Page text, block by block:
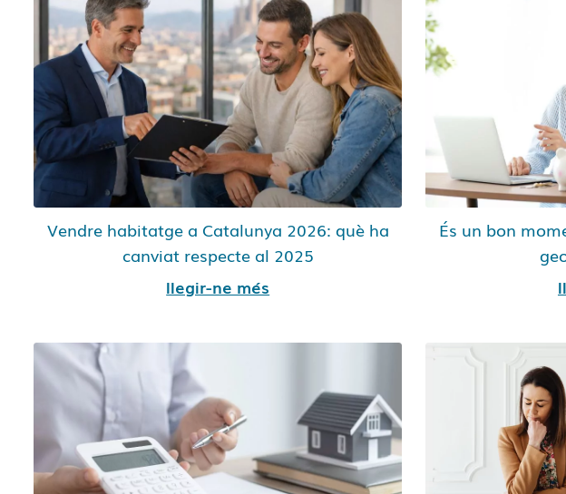
Vendre habitatge a Catalunya 2026: què ha
canviat respecte al 2025
llegir-ne més
És un bon